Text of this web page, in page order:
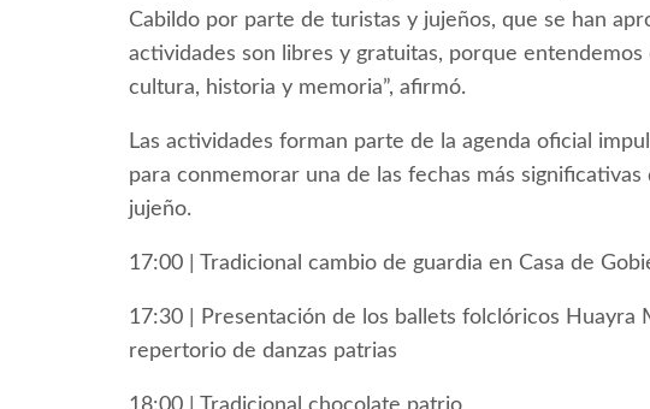
Cabildo por parte de turistas y jujeños, que se han
actividades son libres y gratuitas, porque
cultura, historia y memoria”, afirmó.
Las actividades forman parte de la agenda oficial
para conmemorar una de las fechas más
jujeño.
17:00 | Tradicional cambio de guardia en Casa de
17:30 | Presentación de los ballets folclóricos Huayra
repertorio de danzas patrias